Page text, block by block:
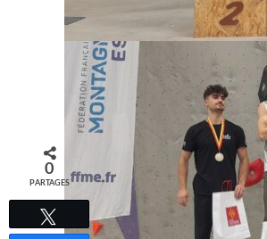
0
PARTAGES
Tweetez